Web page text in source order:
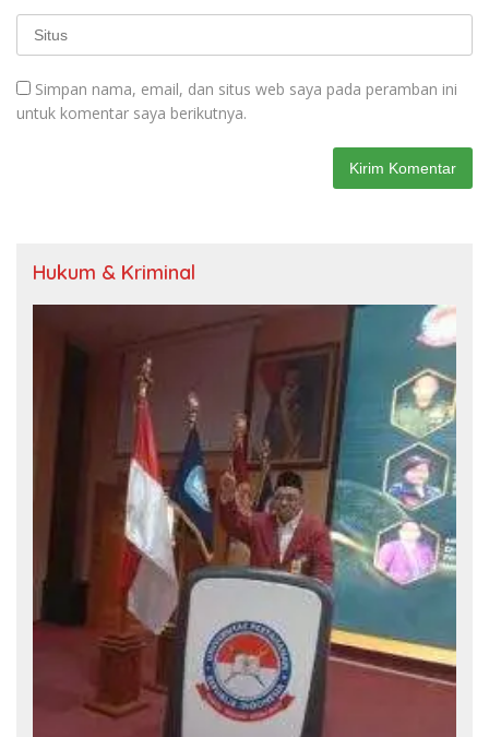
Simpan nama, email, dan situs web saya pada peramban ini
untuk komentar saya berikutnya.
Hukum & Kriminal